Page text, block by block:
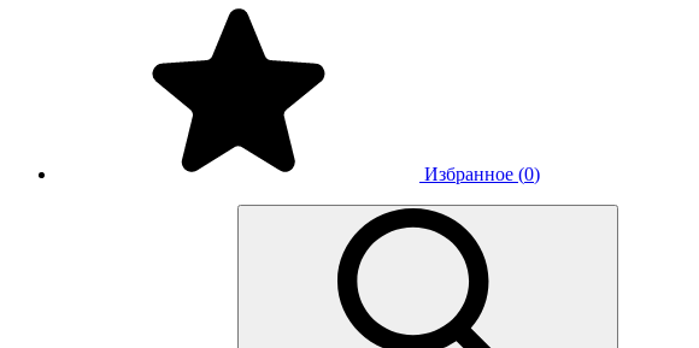
Избранное (0)